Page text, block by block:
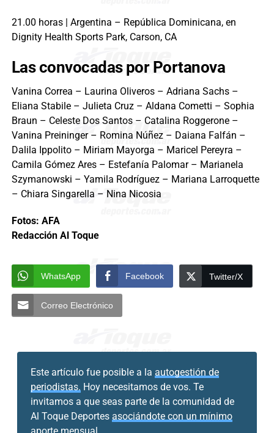
21.00 horas | Argentina – República Dominicana, en
Dignity Health Sports Park, Carson, CA
Las convocadas por Portanova
Vanina Correa – Laurina Oliveros – Adriana Sachs –
Eliana Stabile – Julieta Cruz – Aldana Cometti – Sophia
Braun – Celeste Dos Santos – Catalina Roggerone –
Vanina Preininger – Romina Núñez – Daiana Falfán –
Dalila Ippolito – Miriam Mayorga – Maricel Pereyra –
Camila Gómez Ares – Estefanía Palomar – Marianela
Szymanowski – Yamila Rodríguez – Mariana Larroquette
– Chiara Singarella – Nina Nicosia
Fotos: AFA
Redacción Al Toque
WhatsApp Facebook Twitter/X
Correo Electrónico
Este artículo fue posible a la autogestión de
periodistas. Hoy necesitamos de vos. Te
invitamos a que seas parte de la comunidad de
Al Toque Deportes asociándote con un mínimo